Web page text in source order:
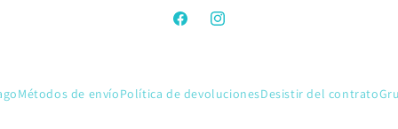
Métodos de envíoPolítica de devolucionesDesistir del contrato
FacebookInstagram